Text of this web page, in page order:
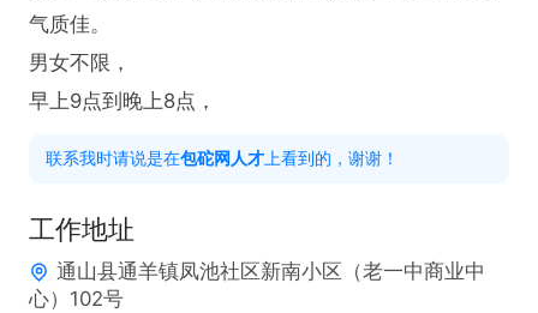
气质佳。
男女不限，
早上9点到晚上8点，
联系我时请说是在包砣网人才 上看到的，谢谢！
工作地址
通山县通羊镇凤池社区新南小区（老一中商业中
心）102号